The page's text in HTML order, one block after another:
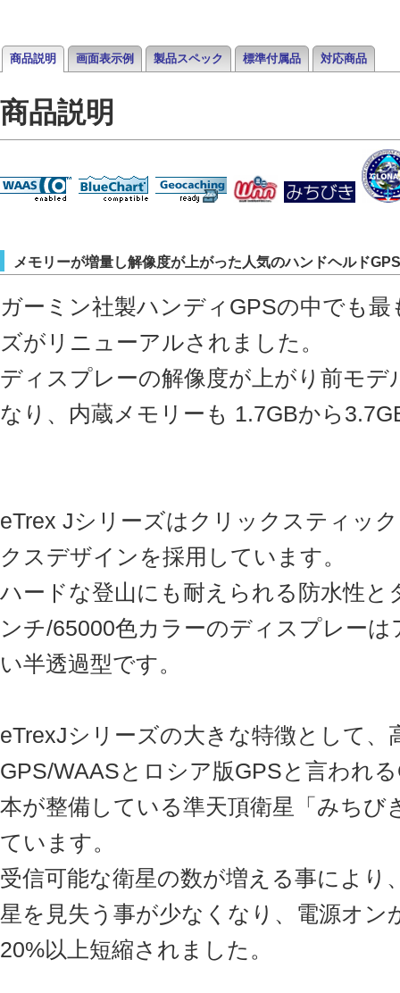
商品説明 画面表示例 製品スペック 標準付属品 対応商品
商品説明
メモリーが増量し解像度が上がった人気のハンドヘルドGPS
ガーミン社製ハンディGPSの中でも
ズがリニューアルされました。
ディスプレーの解像度が上がり前モ
なり、内蔵メモリーも 1.7GBから
eTrex Jシリーズはクリックスティッ
クスデザインを採用しています。
ハードな登山にも耐えられる防水性
ンチ/65000色カラーのディスプレー
い半透過型です。
eTrexJシリーズの大きな特徴として、
GPS/WAASとロシア版GPSと言われ
本が整備している準天頂衛星「みちび
ています。
受信可能な衛星の数が増える事により
星を見失う事が少なくなり、電源オン
20%以上短縮されました。